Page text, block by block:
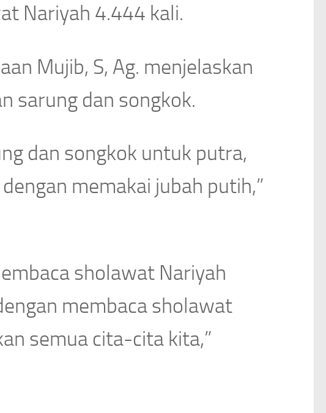
Nariyah 4.444 kali.
Mujib, S, Ag. menjelaskan
sarung dan songkok.
dan songkok untuk putra,
memakai jubah putih,”
sholawat Nariyah
membaca sholawat
semua cita-cita kita,”